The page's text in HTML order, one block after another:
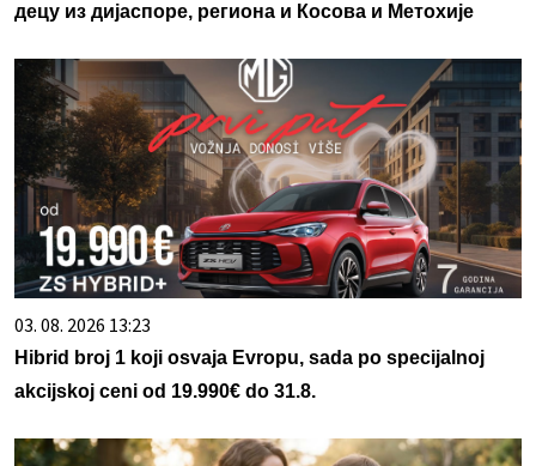
децу из дијаспоре, региона и Косова и Метохије
03. 08. 2026 13:23
Hibrid broj 1 koji osvaja Evropu, sada po specijalnoj
akcijskoj ceni od 19.990€ do 31.8.